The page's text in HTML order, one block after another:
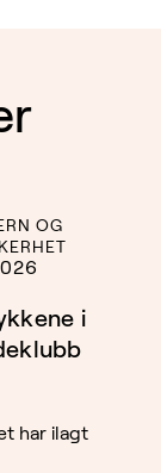
OG
i
har ilagt